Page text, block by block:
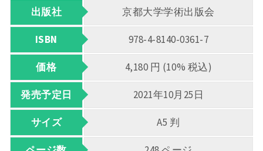
出版社 京都大学学術出版会
ISBN 978-4-8140-0361-7
価格 4,180 円 (10% 税込)
発売予定日 2021年10月25日
サイズ A5 判